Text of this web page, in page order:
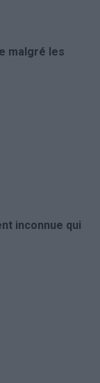
malgré les
inconnue qui